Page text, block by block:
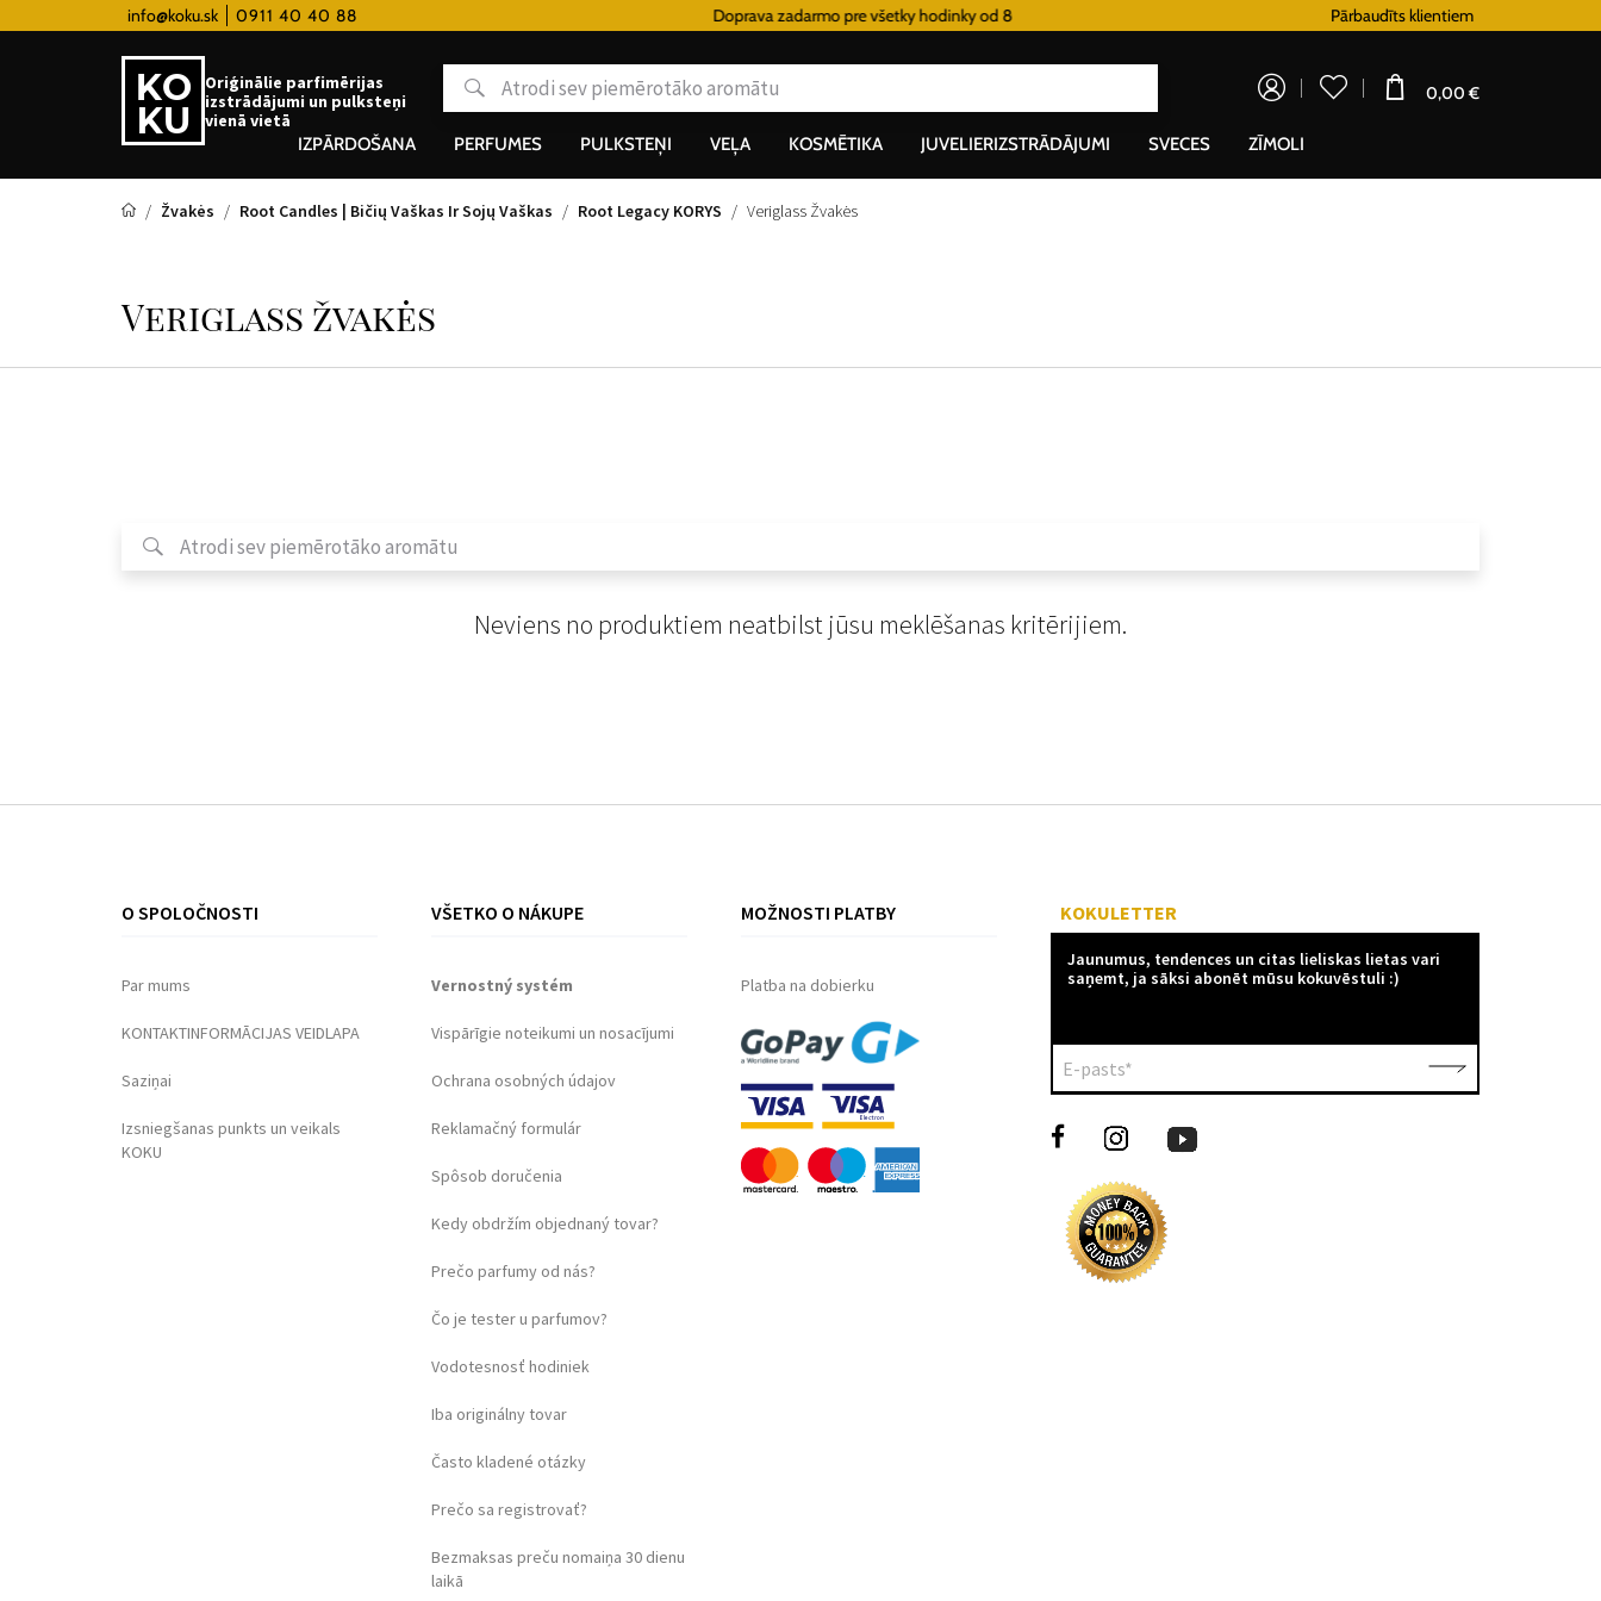
info@koku.sk 0911 40 40 88
hodinky od 80€ Lojalitātes programma Doprava zadarmo pre všetky hodinky od 80€ Pārbaudīts klientiem
Oriģinālie parfimērijas
izstrādājumi un pulksteņi
vienā vietā
0,00 €
IZPĀRDOŠANA PERFUMES PULKSTEŅI VEĻA KOSMĒTIKA JUVELIERIZSTRĀDĀJUMI SVECES ZĪMOLI
Žvakės Root Candles | Bičių Vaškas Ir Sojų Vaškas Root Legacy KORYS Veriglass Žvakės
Veriglass žvakės
Neviens no produktiem neatbilst jūsu meklēšanas kritērijiem.
O SPOLOČNOSTI
Par mums
KONTAKTINFORMĀCIJAS VEIDLAPA
Saziņai
Izsniegšanas punkts un veikals
KOKU
VŠETKO O NÁKUPE
Vernostný systém
Vispārīgie noteikumi un nosacījumi
Ochrana osobných údajov
Reklamačný formulár
Spôsob doručenia
Kedy obdržím objednaný tovar?
Prečo parfumy od nás?
Čo je tester u parfumov?
Vodotesnosť hodiniek
Iba originálny tovar
Často kladené otázky
Prečo sa registrovať?
Bezmaksas preču nomaiņa 30 dienu
laikā
MOŽNOSTI PLATBY
Platba na dobierku
KOKULETTER
Jaunumus, tendences un citas lieliskas lietas vari
saņemt, ja sāksi abonēt mūsu kokuvēstuli :)
E-pasts*